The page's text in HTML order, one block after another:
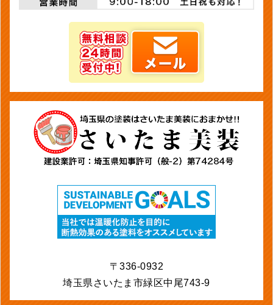
〒336-0932
埼玉県さいたま市緑区中尾743-9